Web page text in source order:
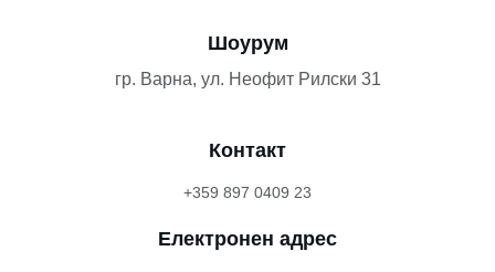
Контакт
+359 897 0409 23
Електронен адрес
Шоурум
гр. Варна, ул. Неофит Рилски 31